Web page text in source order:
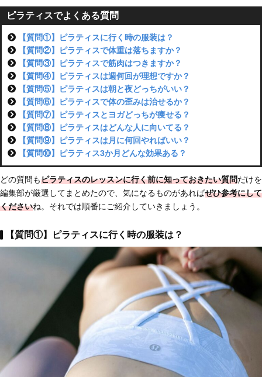
ピラティスでよくある質問
【質問①】ピラティスに行く時の服装は？
【質問②】ピラティスで体重は落ちますか？
【質問③】ピラティスで筋肉はつきますか？
【質問④】ピラティスは週何回が理想ですか？
【質問⑤】ピラティスは朝と夜どっちがいい？
【質問⑥】ピラティスで体の歪みは治せるか？
【質問⑦】ピラティスとヨガどっちが痩せる？
【質問⑧】ピラティスはどんな人に向いてる？
【質問⑨】ピラティスは月に何回やればいい？
【質問⑩】ピラティス3か月どんな効果ある？
どの質問もピラティスのレッスンに行く前に知っておきたい質問だけを
編集部が厳選してまとめたので、気になるものがあればぜひ参考にして
くださいね。それでは順番にご紹介していきましょう。
【質問①】ピラティスに行く時の服装は？